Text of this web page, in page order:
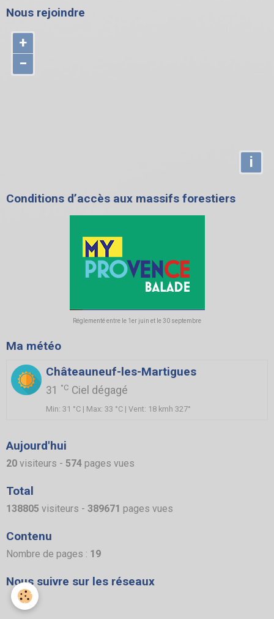
Nous rejoindre
+
−
i
Conditions d’accès aux massifs forestiers
Réglementé entre le 1er juin et le 30 septembre
Ma météo
Châteauneuf-les-Martigues
31 °C Ciel dégagé
Min: 31 °C | Max: 33 °C | Vent: 18 kmh 327°
Aujourd'hui
20 visiteurs - 574 pages vues
Total
138805 visiteurs - 389671 pages vues
Contenu
Nombre de pages : 19
Nous suivre sur les réseaux